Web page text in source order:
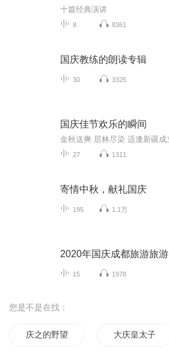
十篇经典演讲
8 8361
国庆教练的朗读专辑
30 3325
国庆佳节欢乐的瞬间
27 1311
寄情中秋，献礼国庆
195 1.1万
2020年国庆成都旅游旅游
15 1978
您是不是在找：
庆之的野望 大庆皇太子